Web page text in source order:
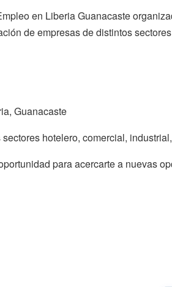
en Liberia Guanacaste
de empresas de distintos
Guanacaste
hotelero, comercial,
para acercarte a nuevas